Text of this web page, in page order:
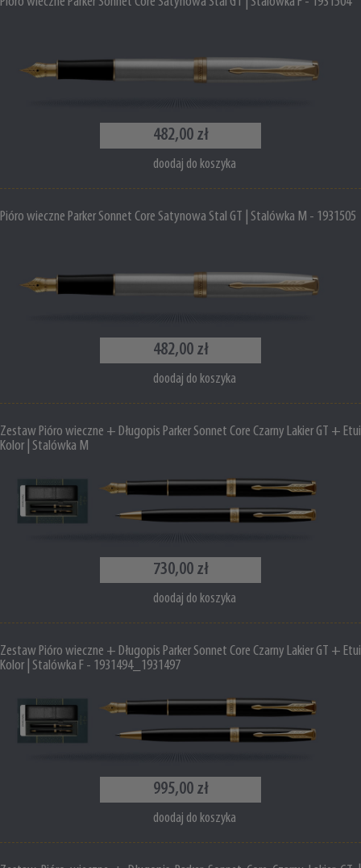
482,00 zł
doodaj do koszyka
Pióro wieczne Parker Sonnet Core Satynowa Stal GT | Stalówka M - 1931505
482,00 zł
doodaj do koszyka
Zestaw Pióro wieczne + Długopis Parker Sonnet Core Czarny Lakier GT + Etui
Kolor | Stalówka M
730,00 zł
doodaj do koszyka
Zestaw Pióro wieczne + Długopis Parker Sonnet Core Czarny Lakier GT + Etui
Kolor | Stalówka F - 1931494_1931497
995,00 zł
doodaj do koszyka